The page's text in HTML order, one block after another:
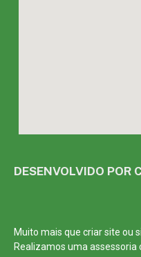
DESENVOLVIDO POR
Muito mais que criar site ou
Realizamos umaassessoria